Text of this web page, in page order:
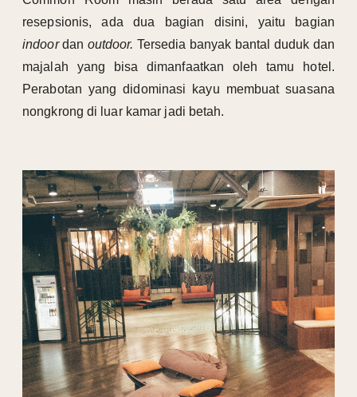
resepsionis, ada dua bagian disini, yaitu bagian
indoordan outdoor. Tersedia banyak bantal duduk dan
majalah yang bisa dimanfaatkan oleh tamu hotel.
Perabotan yang didominasi kayu membuat suasana
nongkrong di luar kamar jadi betah.